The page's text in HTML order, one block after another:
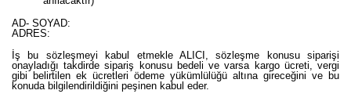
AD- SOYAD:
ADRES:
İş bu sözleşmeyi kabul etmekle ALICI, sözleşme konusu siparişi
onayladığı takdirde sipariş konusu bedeli ve varsa kargo ücreti, vergi
gibi belirtilen ek ücretleri ödeme yükümlülüğü altına gireceğini ve bu
konuda bilgilendirildiğini peşinen kabul eder.